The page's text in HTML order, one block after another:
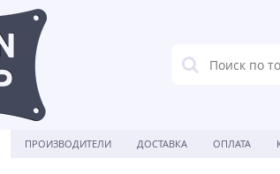
ПРОИЗВОДИТЕЛИ ДОСТАВКА ОПЛАТА